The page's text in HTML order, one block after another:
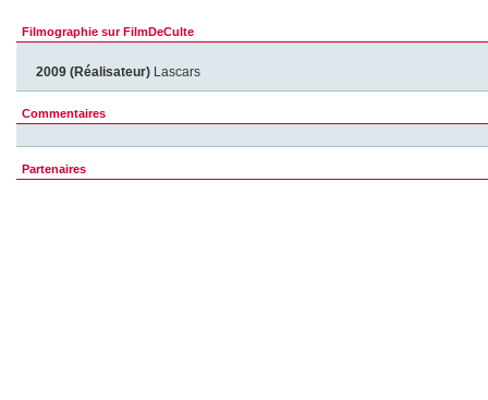
Filmographie sur FilmDeCulte
2009 (Réalisateur) Lascars
Commentaires
Partenaires